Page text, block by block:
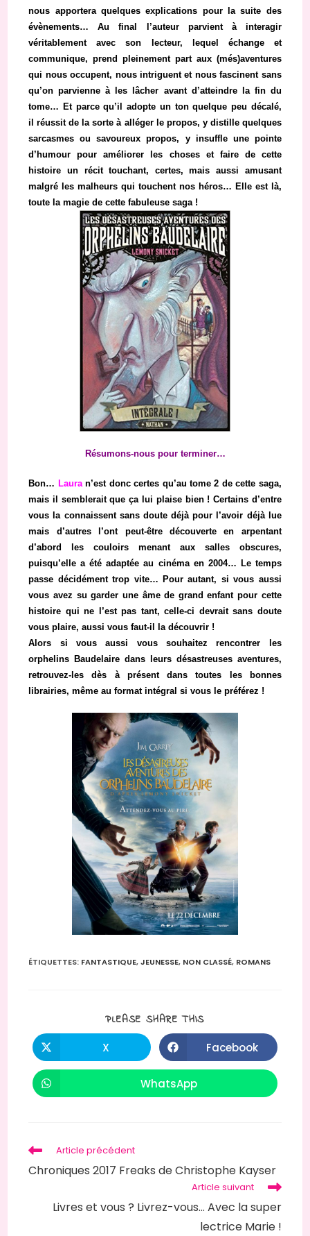
nous apportera quelques explications pour la suite des
évènements… Au final l’auteur parvient à interagir
véritablement avec son lecteur, lequel échange et
communique, prend pleinement part aux (més)aventures
qui nous occupent, nous intriguent et nous fascinent sans
qu’on parvienne à les lâcher avant d’atteindre la fin du
tome… Et parce qu’il adopte un ton quelque peu décalé,
il réussit de la sorte à alléger le propos, y distille quelques
sarcasmes ou savoureux propos, y insuffle une pointe
d’humour pour améliorer les choses et faire de cette
histoire un récit touchant, certes, mais aussi amusant
malgré les malheurs qui touchent nos héros… Elle est là,
toute la magie de cette fabuleuse saga !
Résumons-nous pour terminer…
Bon… Lauran’est donc certes qu’au tome 2 de cette saga,
mais il semblerait que ça lui plaise bien ! Certains d’entre
vous la connaissent sans doute déjà pour l’avoir déjà lue
mais d’autres l’ont peut-être découverte en arpentant
d’abord les couloirs menant aux salles obscures,
puisqu’elle a été adaptée au cinéma en 2004… Le temps
passe décidément trop vite… Pour autant, si vous aussi
vous avez su garder une âme de grand enfant pour cette
histoire qui ne l’est pas tant, celle-ci devrait sans doute
vous plaire, aussi vous faut-il la découvrir !
Alors si vous aussi vous souhaitez rencontrer les
orphelins Baudelaire dans leurs désastreuses aventures,
retrouvez-les dès à présent dans toutes les bonnes
librairies, même au format intégral si vous le préférez !
ÉTIQUETTES: FANTASTIQUE, JEUNESSE, NON CLASSÉ, ROMANS
PLEASE SHARE THISPARTAGER
Ouvrir
dans
une
X Ouvrir
dans
une
Facebook
Ouvrir
dans
WhatsApp
Read
more
articles
Article précédent
Chroniques 2017 Freaks de Christophe Kayser
Article suivant
Livres et vous ? Livrez-vous… Avec la super
lectrice Marie !